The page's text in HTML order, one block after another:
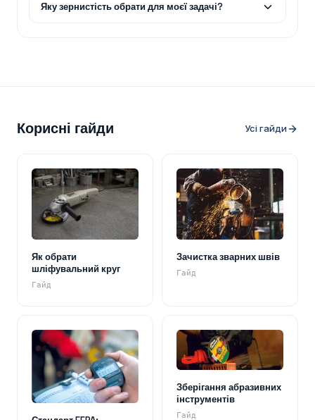
Яку зернистість обрати для моєї задачі?
Корисні гайди Усі гайди
Як обрати
шліфувальний круг
Гайд
Зачистка зварних швів
Гайд
Зберігання абразивних
інструментів
Гайд